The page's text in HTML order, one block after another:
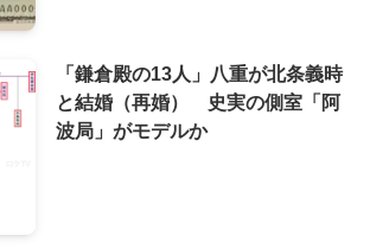
「鎌倉殿の13人」八重が北条義時
と結婚（再婚） 史実の側室「阿
波局」がモデルか